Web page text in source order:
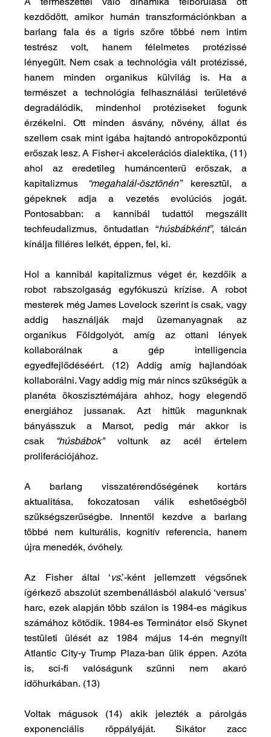
kezdődött, amikor humán transzformációnkban a
barlang fala és a tigris szőre többé nem intim
testrész volt, hanem félelmetes protézissé
lényegült. Nem csak a technológia vált protézissé,
hanem minden organikus külvilág is. Ha a
természet a technológia felhasználási területévé
degradálódik, mindenhol protéziseket fogunk
érzékelni.
Ott minden ásvány, növény, állat és
szellem csak mint igába hajtandó antropoközpontú
erőszak lesz. A Fisher-i akcelerációs dialektika, (11)
ahol az eredetileg humáncenterű erőszak, a
kapitalizmus “megahalál-ösztönén” keresztül, a
gépeknek adja a vezetés evolúciós jogát.
Pontosabban: a kannibál tudattól megszállt
techfeudalizmus, öntudatlan “húsbábként”, tálcán
kínálja filléres lelkét, éppen, fel, ki.
Hol a kannibál kapitalizmus véget ér, kezdőik a
robot rabszolgaság egyfókuszú krízise. A robot
mesterek még James Lovelock szerint is csak, vagy
addig használják majd üzemanyagnak az
organikus Földgolyót, amíg az ottani lények
kollaborálnak a gép intelligencia
egyedfejlődéséért. (12) Addig amíg hajlandóak
kollaborálni. Vagy addig míg már nincs szükségük a
planéta ökoszisztémájára ahhoz, hogy elegendő
energiához jussanak. Azt hittük magunknak
bányásszuk a Marsot, pedig már akkor is
csak “húsbábok" voltunk az acél értelem
proliferációjához.
A barlang visszatérendőségének kortárs
aktualitása, fokozatosan válik eshetőségből
szükségszerűségbe. Innentől kezdve a barlang
többé nem kulturális, kognitív referencia, hanem
újra menedék, óvóhely.
Az Fisher által ‘vs.’-ként jellemzett végsőnek
ígérkező abszolút szembenállásból alakuló ‘versus’
harc, ezek alapján több szálon is 1984-es mágikus
számához kötődik. 1984-es Terminátor első Skynet
testületi ülését az 1984 május 14-én megnyílt
Atlantic City-y Trump Plaza-ban ülik éppen. Azóta
is, sci-fi valóságunk szűnni nem akaró
időhurkában. (13)
Voltak mágusok (14) akik jelezték a párolgás
exponenciális röppályáját. Sikátor zacc